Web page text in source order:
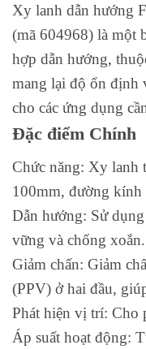
Xy lanh dẫn hướng
(mã 604968) là một
hợp dẫn hướng,
mang lại độ ổn định
cho các ứng dụng
Đặc điểm Chính
Chức năng: Xy lanh
100mm, đường kính
Dẫn hướng: Sử
vững và chống xoắn.
Giảm chấn: Giảm
(PPV) ở hai đầu,
Phát hiện vị trí: Cho
Áp suất hoạt động: